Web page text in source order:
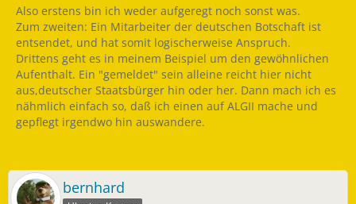
Also erstens bin ich weder aufgeregt noch sonst was.
Zum zweiten: Ein Mitarbeiter der deutschen Botschaft ist
entsendet, und hat somit logischerweise Anspruch.
Drittens geht es in meinem Beispiel um den gewöhnlichen
Aufenthalt. Ein "gemeldet" sein alleine reicht hier nicht
aus,deutscher Staatsbürger hin oder her. Dann mach ich es
nähmlich einfach so, daß ich einen auf ALGII mache und
gepflegt irgendwo hin auswandere.
bernhard